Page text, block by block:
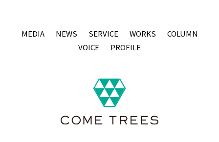
MEDIA NEWS SERVICE WORKS
COLUMN
VOICE
PROFILE